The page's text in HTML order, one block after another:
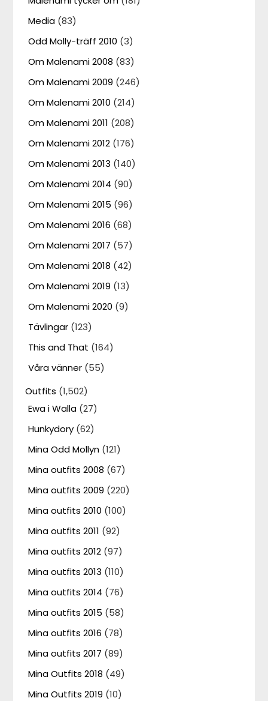
Media (83)
Odd Molly-träff 2010 (3)
Om Malenami 2008 (83)
Om Malenami 2009 (246)
Om Malenami 2010 (214)
Om Malenami 2011 (208)
Om Malenami 2012 (176)
Om Malenami 2013 (140)
Om Malenami 2014 (90)
Om Malenami 2015 (96)
Om Malenami 2016 (68)
Om Malenami 2017 (57)
Om Malenami 2018 (42)
Om Malenami 2019 (13)
Om Malenami 2020 (9)
Tävlingar (123)
This and That (164)
Våra vänner (55)
Outfits (1,502)
Ewa i Walla (27)
Hunkydory (62)
Mina Odd Mollyn (121)
Mina outfits 2008 (67)
Mina outfits 2009 (220)
Mina outfits 2010 (100)
Mina outfits 2011 (92)
Mina outfits 2012 (97)
Mina outfits 2013 (110)
Mina outfits 2014 (76)
Mina outfits 2015 (58)
Mina outfits 2016 (78)
Mina outfits 2017 (89)
Mina Outfits 2018 (49)
Mina Outfits 2019 (10)